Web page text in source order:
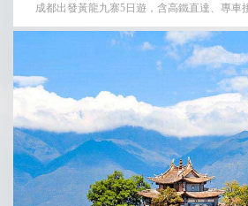
<
成都出發黃龍九寨5日遊，含高鐵直達、專車